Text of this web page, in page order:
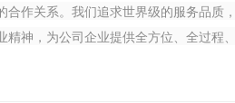
作关系。我们追求世界级的服务品质
神，为公司企业提供全方位、全过程